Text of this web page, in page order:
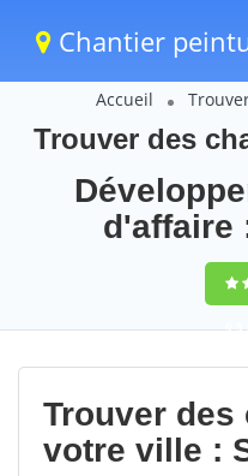
Chantier
Accueil
Trouver des
d'affaire
9,5
Trouver des
votre ville :